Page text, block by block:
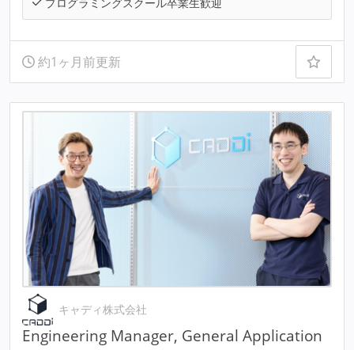
約1ヶ月前更新
キャディ株式会社
Engineering Manager, General Application